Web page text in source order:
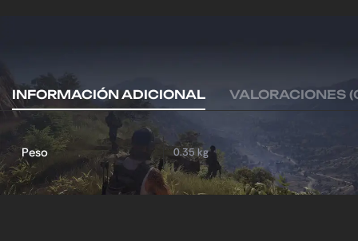
INFORMACIÓN ADICIONAL VALORACIONES
Peso 0.35 kg